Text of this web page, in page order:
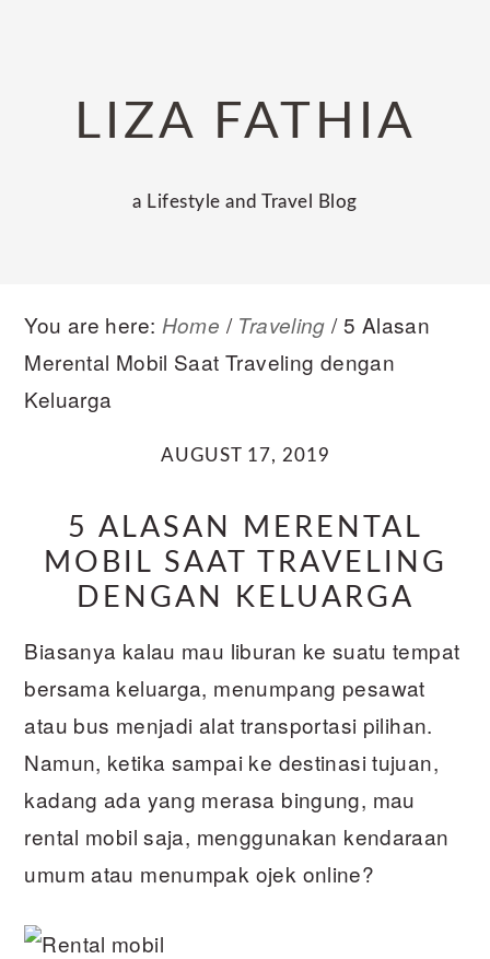
navigationLIZA FATHIA
a Lifestyle and Travel Blog
You are here: Home / Traveling /5 Alasan
Merental Mobil Saat Traveling dengan
Keluarga
AUGUST 17, 2019
5 ALASAN MERENTAL
MOBIL SAAT TRAVELING
DENGAN KELUARGA
Biasanya kalau mau liburan ke suatu tempat
bersama keluarga, menumpang pesawat
atau bus menjadi alat transportasi pilihan.
Namun, ketika sampai ke destinasi tujuan,
kadang ada yang merasa bingung, mau
rental mobil saja, menggunakan kendaraan
umum atau menumpak ojek online?